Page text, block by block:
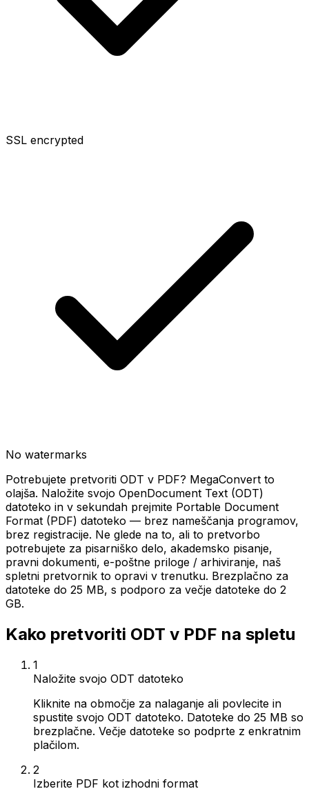
SSL encrypted
No watermarks
Potrebujete pretvoriti ODT v PDF? MegaConvert to
olajša. Naložite svojo OpenDocument Text (ODT)
datoteko in v sekundah prejmite Portable Document
Format (PDF) datoteko — brez nameščanja programov,
brez registracije. Ne glede na to, ali to pretvorbo
potrebujete za pisarniško delo, akademsko pisanje,
pravni dokumenti, e-poštne priloge / arhiviranje, naš
spletni pretvornik to opravi v trenutku. Brezplačno za
datoteke do 25 MB, s podporo za večje datoteke do 2
GB.
Kako pretvoriti ODT v PDF na spletu
1
Naložite svojo ODT datoteko
Kliknite na območje za nalaganje ali povlecite in
spustite svojo ODT datoteko. Datoteke do 25 MB so
brezplačne. Večje datoteke so podprte z enkratnim
plačilom.
2
Izberite PDF kot izhodni format